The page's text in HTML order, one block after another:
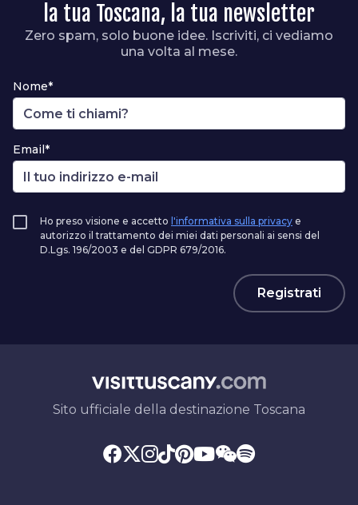
la tua Toscana, la tua newsletter
Zero spam, solo buone idee. Iscriviti, ci vediamo
una volta al mese.
Nome*
Email*
Ho preso visione e accetto l'informativa sulla privacy e
autorizzo il trattamento dei miei dati personali ai sensi del
D.Lgs. 196/2003 e del GDPR 679/2016.
Registrati
Sito ufficiale della destinazione Toscana